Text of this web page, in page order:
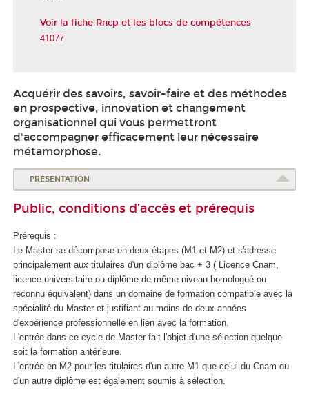
Voir la fiche Rncp et les blocs de compétences
41077
Acquérir des savoirs, savoir-faire et des méthodes
en prospective, innovation et changement
organisationnel qui vous permettront
d'accompagner efficacement leur nécessaire
métamorphose.
PRÉSENTATION
Public, conditions d’accès et prérequis
Prérequis :
Le Master se décompose en deux étapes (M1 et M2) et s'adresse
principalement aux titulaires d'un diplôme bac + 3 ( Licence Cnam,
licence universitaire ou diplôme de même niveau homologué ou
reconnu équivalent) dans un domaine de formation compatible avec la
spécialité du Master et justifiant au moins de deux années
d'expérience professionnelle en lien avec la formation.
L'entrée dans ce cycle de Master fait l'objet d'une sélection quelque
soit la formation antérieure.
L'entrée en M2 pour les titulaires d'un autre M1 que celui du Cnam ou
d'un autre diplôme est également soumis à sélection.